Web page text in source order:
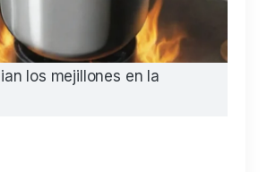
los mejillones en la